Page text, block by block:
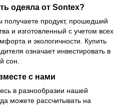
одеяла от Sontex?
получаете продукт, прошедший
и изготовленный с учетом всех
и экологичности. Купить
означает инвестировать в
сон.
с нами
в разнообразии нашей
можете рассчитывать на